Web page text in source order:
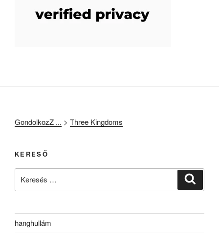
GondolkozZ ... > Three Kingdoms
KERESŐ
hanghullám